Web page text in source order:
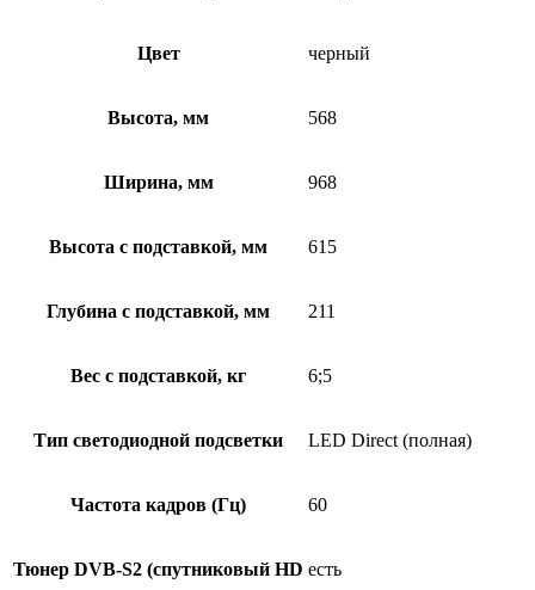
Цвет черный
Высота, мм 568
Ширина, мм 968
Высота с подставкой, мм 615
Глубина с подставкой, мм 211
Вес с подставкой, кг 6;5
Тип светодиодной подсветки LED Direct (полная)
Частота кадров (Гц) 60
Тюнер DVB-S2 (спутниковый HD есть